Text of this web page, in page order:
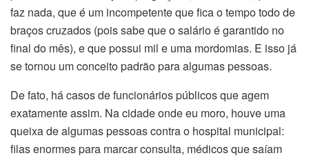
faz nada, que é um incompetente que fica o tempo todo de
braços cruzados (pois sabe que o salário é garantido no
final do mês), e que possui mil e uma mordomias. E isso já
se tornou um conceito padrão para algumas pessoas.
De fato, há casos de funcionários públicos que agem
exatamente assim. Na cidade onde eu moro, houve uma
queixa de algumas pessoas contra o hospital municipal:
filas enormes para marcar consulta, médicos que saíam